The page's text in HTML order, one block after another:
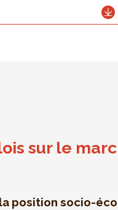
sur le
position socio-